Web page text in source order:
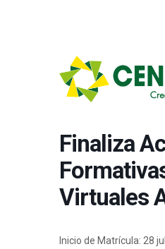
Finaliza
Virtuales
Inicio de Matrícula: 28